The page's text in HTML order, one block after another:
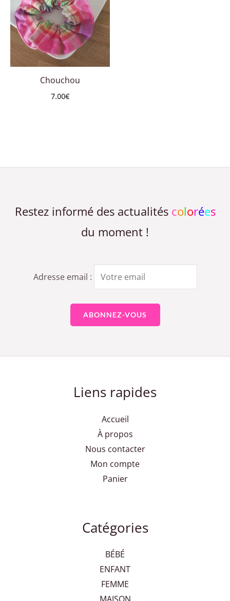
Chouchou
7.00€
Restez informé des actualités colorées
du moment !
Adresse email :
Liens rapides
Accueil
À propos
Nous contacter
Mon compte
Panier
Catégories
BÉBÉ
ENFANT
FEMME